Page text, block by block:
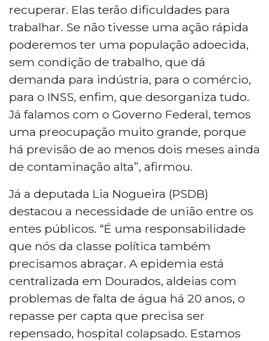
recuperar. Elas terão dificuldades para
trabalhar. Se não tivesse uma ação rápida
poderemos ter uma população adoecida,
sem condição de trabalho, que dá
demanda para indústria, para o comércio,
para o INSS, enfim, que desorganiza tudo.
Já falamos com o Governo Federal, temos
uma preocupação muito grande, porque
há previsão de ao menos dois meses ainda
de contaminação alta”, afirmou.
Já a deputada Lia Nogueira (PSDB)
destacou a necessidade de união entre os
entes públicos. “É uma responsabilidade
que nós da classe política também
precisamos abraçar. A epidemia está
centralizada em Dourados, aldeias com
problemas de falta de água há 20 anos, o
repasse per capta que precisa ser
repensado, hospital colapsado. Estamos